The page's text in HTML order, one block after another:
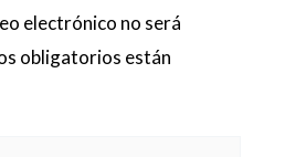
electrónico no será
obligatorios están